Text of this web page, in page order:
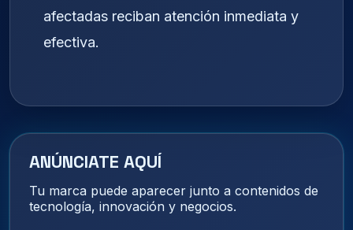
afectadas reciban atención inmediata y
efectiva.
ANÚNCIATE AQUÍ
Tu marca puede aparecer junto a contenidos de
tecnología, innovación y negocios.